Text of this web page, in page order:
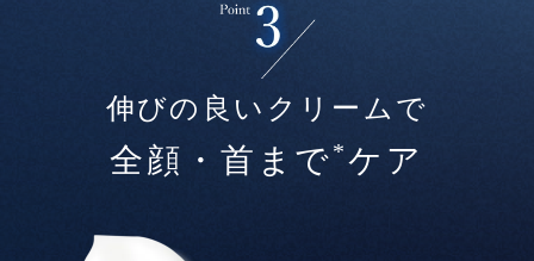
伸びの良いクリームで
全顔・首まで*ケア